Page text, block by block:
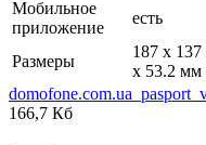
Мобильное
приложение
есть
Размеры
187 х
х 53.2 мм
166,7 Кб